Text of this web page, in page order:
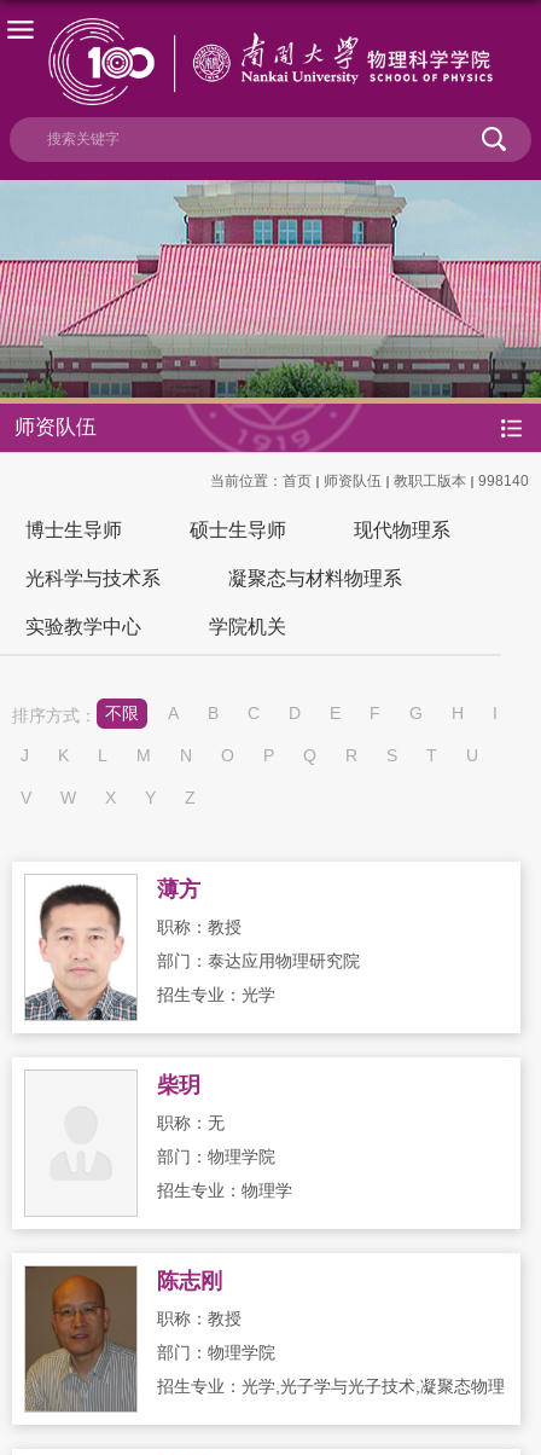
师资队伍
当前位置： 首页 师资队伍 教职工版本 998140
博士生导师 硕士生导师 现代物理系
光科学与技术系 凝聚态与材料物理系
实验教学中心 学院机关
排序方式： 不限 A B C D E F G H I
J K L M N O P Q R S T U
V W X Y Z
薄方
职称：教授
部门：泰达应用物理研究院
招生专业：光学
柴玥
职称：无
部门：物理学院
招生专业：物理学
陈志刚
职称：教授
部门：物理学院
招生专业：光学,光子学与光子技术,凝聚态物理